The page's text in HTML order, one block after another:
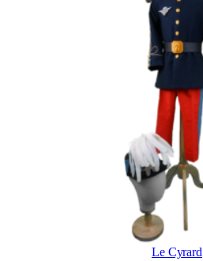
Le Cyrard